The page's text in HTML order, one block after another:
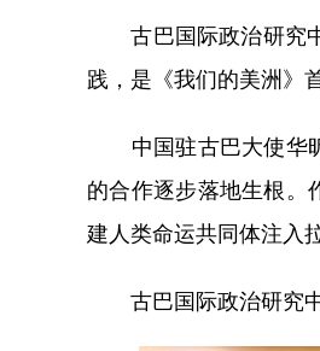
古巴国际政治研究中
践，是《我们的美洲》
中国驻古巴大使华昕
的合作逐步落地生根。
建人类命运共同体注入
古巴国际政治研究中